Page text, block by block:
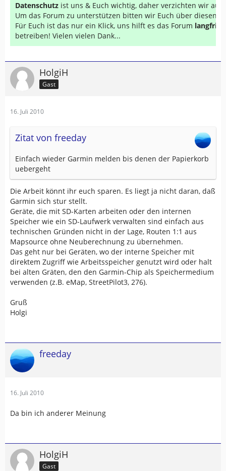
Datenschutz ist uns & Euch wichtig, daher verzichten wir auf
Um das Forum zu unterstützen bitten wir Euch über diesen
Für Euch ist das nur ein Klick, uns hilft es das Forum
betreiben! Vielen vielen Dank...
HolgiH
Gast
16. Juli 2010
Zitat von freeday
Einfach wieder Garmin melden bis denen der Papierkorb
uebergeht
Die Arbeit könnt ihr euch sparen. Es liegt ja nicht daran, daß
Garmin sich stur stellt.
Geräte, die mit SD-Karten arbeiten oder den internen
Speicher wie ein SD-Laufwerk verwalten sind einfach aus
technischen Gründen nicht in der Lage, Routen 1:1 aus
Mapsource ohne Neuberechnung zu übernehmen.
Das geht nur bei Geräten, wo der interne Speicher mit
direktem Zugriff wie Arbeitsspeicher genutzt wird oder halt
bei alten Gräten, den den Garmin-Chip als Speichermedium
verwenden (z.B. eMap, StreetPilot3, 276).
Gruß
Holgi
freeday
16. Juli 2010
Da bin ich anderer Meinung
HolgiH
Gast